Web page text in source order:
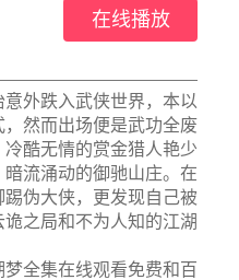
在线播放
外跌入武侠世界，本以
然而出场便是武功全废
酷无情的赏金猎人艳少
流涌动的御驰山庄。在
伪大侠，更发现自己被
之局和不为人知的江湖
全集在线观看免费和百